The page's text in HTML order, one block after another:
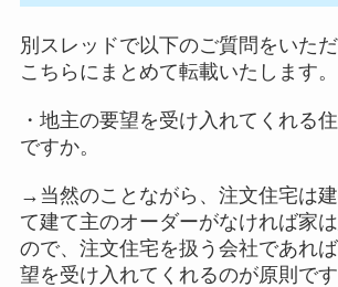
別スレッドで以下のご質問をいただ
こちらにまとめて転載いたします。
・地主の要望を受け入れてくれる
ですか。
→当然のことながら、注文住宅は
て建て主のオーダーがなければ家
ので、注文住宅を扱う会社であれ
望を受け入れてくれるのが原則です